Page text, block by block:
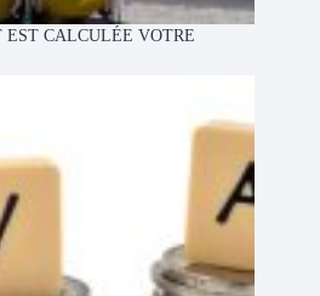
EST CALCULÉE VOTRE